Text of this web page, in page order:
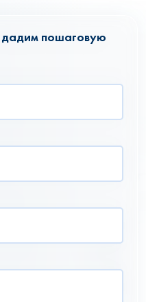
пошаговую